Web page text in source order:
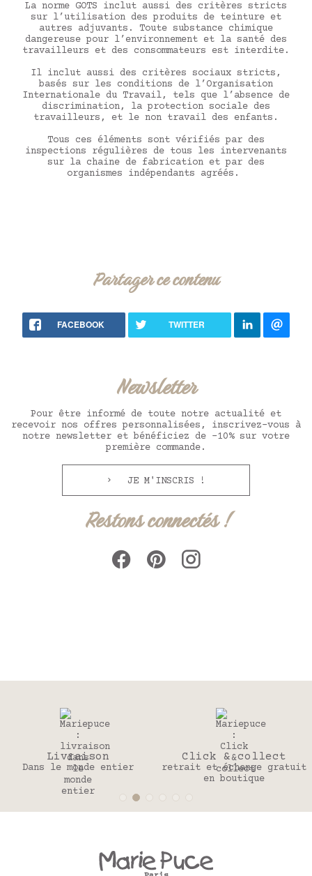
La norme GOTS inclut aussi des critères stricts
sur l’utilisation des produits de teinture et
autres adjuvants. Toute substance chimique
dangereuse pour l’environnement et la santé des
travailleurs et des consommateurs est interdite.
Il inclut aussi des critères sociaux stricts,
basés sur les conditions de l’Organisation
Internationale du Travail, tels que l’absence de
discrimination, la protection sociale des
travailleurs, et le non travail des enfants.
Tous ces éléments sont vérifiés par des
inspections régulières de tous les intervenants
sur la chaine de fabrication et par des
organismes indépendants agréés.
Partager ce contenu
FACEBOOK TWITTER
Newsletter
Pour être informé de toute notre actualité et
recevoir nos offres personnalisées, inscrivez-vous à
notre newsletter et bénéficiez de -10% sur votre
première commande.
JE M'INSCRIS !
Restons connectés !
Livraison
Dans le monde entier
Click & collect
retrait et échange gratuit
en boutique